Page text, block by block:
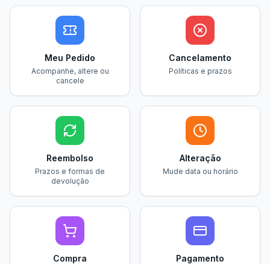
Meu Pedido
Acompanhe, altere ou
cancele
Cancelamento
Políticas e prazos
Reembolso
Prazos e formas de
devolução
Alteração
Mude data ou horário
Compra Pagamento